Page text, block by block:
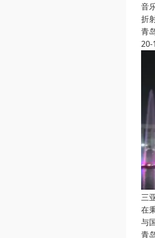
音
折
青
20-
三
在
与
青